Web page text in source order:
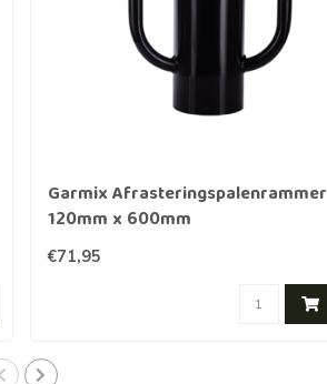
Garmix Afrasteringspalenrammer
120mm x 600mm
€71,95